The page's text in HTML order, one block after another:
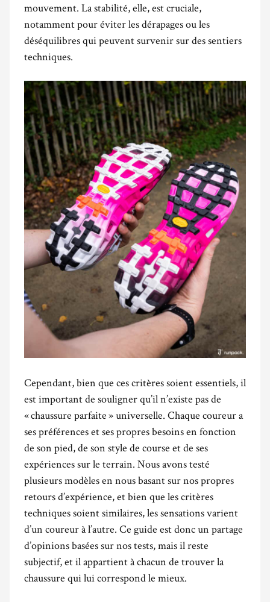
mouvement. La stabilité, elle, est cruciale,
notamment pour éviter les dérapages ou les
déséquilibres qui peuvent survenir sur des sentiers
techniques.
Cependant, bien que ces critères soient essentiels, il
est important de souligner qu’il n’existe pas de
« chaussure parfaite » universelle. Chaque coureur a
ses préférences et ses propres besoins en fonction
de son pied, de son style de course et de ses
expériences sur le terrain. Nous avons testé
plusieurs modèles en nous basant sur nos propres
retours d’expérience, et bien que les critères
techniques soient similaires, les sensations varient
d’un coureur à l’autre. Ce guide est donc un partage
d’opinions basées sur nos tests, mais il reste
subjectif, et il appartient à chacun de trouver la
chaussure qui lui correspond le mieux.